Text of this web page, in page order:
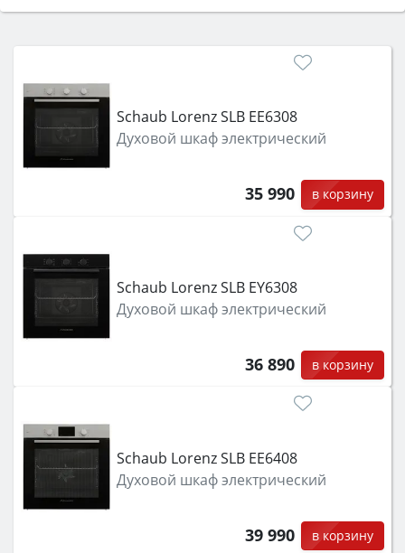
Сначала определитесь с типом (газовый или
затем смотрите на объём 50–70 л для семьи,
класс энергопотребления не ниже A и нужные
функции (конвекция, гриль, самоочистка,
защита от детей).Schaub Lorenz SLB EE6308
Духовой шкаф электрический
35 990 в корзину
Schaub Lorenz SLB EY6308
Духовой шкаф электрический
36 890 в корзину
Schaub Lorenz SLB EE6408
Духовой шкаф электрический
39 990 в корзину